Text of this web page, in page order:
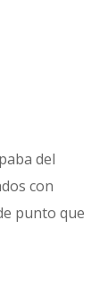
del
con
punto que